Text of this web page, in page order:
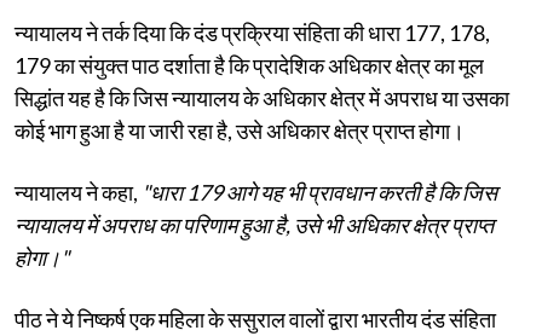
न्यायालय ने तर्क दिया कि दंड प्रक्रिया संहिता की धारा 177, 178,
179 का संयुक्त पाठ दर्शाता है कि प्रादेशिक अधिकार क्षेत्र का मूल
सिद्धांत यह है कि जिस न्यायालय के अधिकार क्षेत्र में अपराध या उसका
कोई भाग हुआ है या जारी रहा है, उसे अधिकार क्षेत्र प्राप्त होगा।
न्यायालय ने कहा, "धारा 179 आगे यह भी प्रावधान करती है कि जिस
न्यायालय में अपराध का परिणाम हुआ है, उसे भी अधिकार क्षेत्र प्राप्त
होगा।"
पीठ ने ये निष्कर्ष एक महिला के ससुराल वालों द्वारा भारतीय दंड संहिता